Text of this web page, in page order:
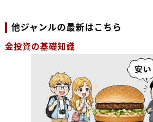
他ジャンルの最新はこちら
金投資の基礎知識